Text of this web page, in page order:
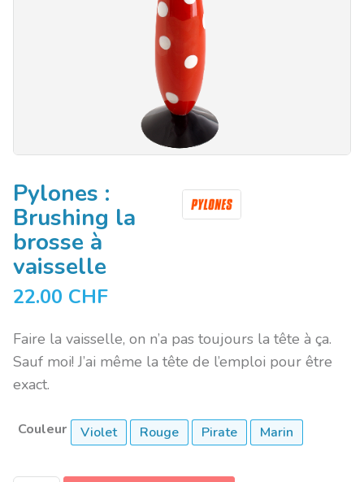
Pylones :
Brushing la
brosse à
vaisselle
22.00 CHF
Faire la vaisselle, on n’a pas toujours la tête à ça.
Sauf moi! J’ai même la tête de l’emploi pour être
exact.
Couleur Violet Rouge Pirate Marin